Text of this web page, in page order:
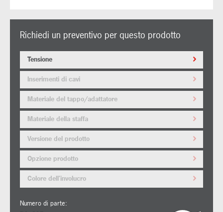
Richiedi un preventivo per questo prodotto
Tensione
Inserimenti di cavi
Materiale del tappo/adattatore
Materiale della staffa
Versione del prodotto
Opzione prodotto
Colore dell'involucro
Numero di parte: